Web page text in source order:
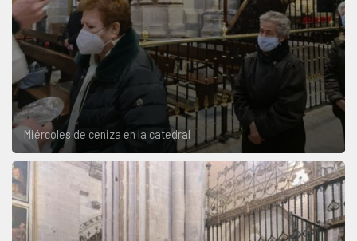
Miércoles de ceniza en la catedral